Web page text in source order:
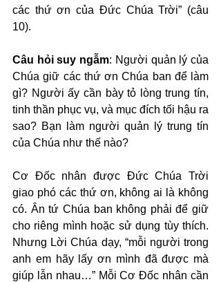
các thứ ơn của Đức Chúa Trời” (câu
10).
Câu hỏi suy ngẫm: Người quản lý của
Chúa giữ các thứ ơn Chúa ban để làm
gì? Người ấy cần bày tỏ lòng trung tín,
tinh thần phục vụ, và mục đích tối hậu ra
sao? Bạn làm người quản lý trung tín
của Chúa như thế nào?
Cơ Đốc nhân được Đức Chúa Trời
giao phó các thứ ơn, không ai là không
có. Ân tứ Chúa ban không phải để giữ
cho riêng mình hoặc sử dụng tùy thích.
Nhưng Lời Chúa dạy, “mỗi người trong
anh em hãy lấy ơn mình đã được mà
giúp lẫn nhau…” Mỗi Cơ Đốc nhân cần